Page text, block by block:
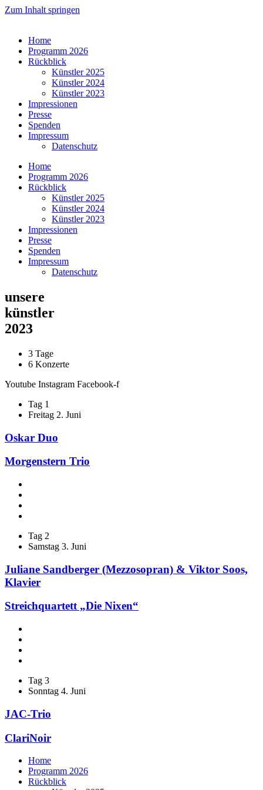
Zum Inhalt springen
Home
Programm 2026
Rückblick
Künstler 2025
Künstler 2024
Künstler 2023
Impressionen
Presse
Spenden
Impressum
Datenschutz
Home
Programm 2026
Rückblick
Künstler 2025
Künstler 2024
Künstler 2023
Impressionen
Presse
Spenden
Impressum
Datenschutz
unsere
künstler
2023
3 Tage
6 Konzerte
Youtube Instagram Facebook-f
Tag 1
Freitag 2. Juni
Oskar Duo
Morgenstern Trio
Tag 2
Samstag 3. Juni
Juliane Sandberger (Mezzosopran) & Viktor Soos,
Klavier
Streichquartett „Die Nixen“
Tag 3
Sonntag 4. Juni
JAC-Trio
ClariNoir
Home
Programm 2026
Rückblick